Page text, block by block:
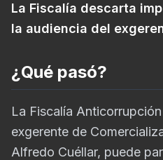
La Fiscalía descarta
la audiencia del
¿Qué pasó?
La Fiscalía
exgerente de
Alfredo Cuéllar, puede